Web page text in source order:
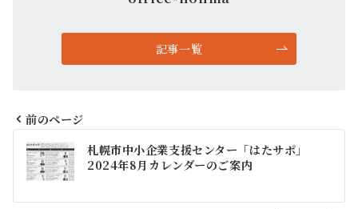
記事一覧
投
前のページ
札幌市中小企業支援センター「はたサポ」
2024年8月カレンダーのご案内